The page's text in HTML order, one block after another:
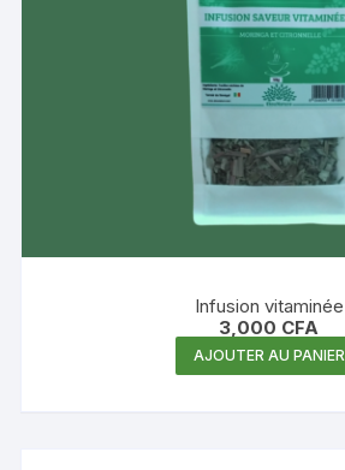
Infusion vitaminée
3,000 CFA
AJOUTER AU PANIER